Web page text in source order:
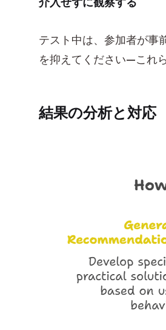
テスト中は、参加者が事
を抑えてください—これ
結果の分析と対応